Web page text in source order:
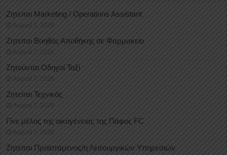
Ζητείται Marketing / Operations Assistant
August 7, 2026
Ζητείται Βοηθός Αποθήκης σε Φαρμακείο
August 7, 2026
Ζητούνται Οδηγοί Ταξί
August 7, 2026
Ζητείται Τεχνικός
August 7, 2026
Γίνε μέλος της οικογένειας της Πάφος FC
August 7, 2026
Ζητείται Προϊστάμενος/η Λειτουργικών Υπηρεσιών